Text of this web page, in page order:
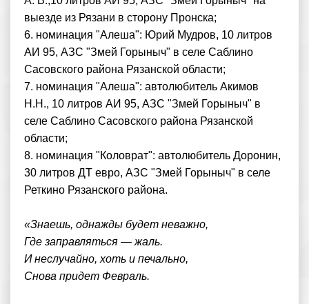
выезде из Рязани в сторону Пронска;
6. номинация "Алеша": Юрий Мудров, 10 литров
АИ 95, АЗС "Змей Горыныч" в селе Саблино
Сасовского района Рязанской области;
7. номинация "Алеша": автолюбитель Акимов
Н.Н., 10 литров АИ 95, АЗС "Змей Горыныч" в
селе Саблино Сасовского района Рязанской
области;
8. номинация "Коловрат": автолюбитель Доронин,
30 литров ДТ евро, АЗС "Змей Горыныч" в селе
Реткино Рязанского района.
«Знаешь, однажды будет неважно,
Где заправляться — жаль.
И неслучайно, хоть и печально,
Снова придет Февраль.